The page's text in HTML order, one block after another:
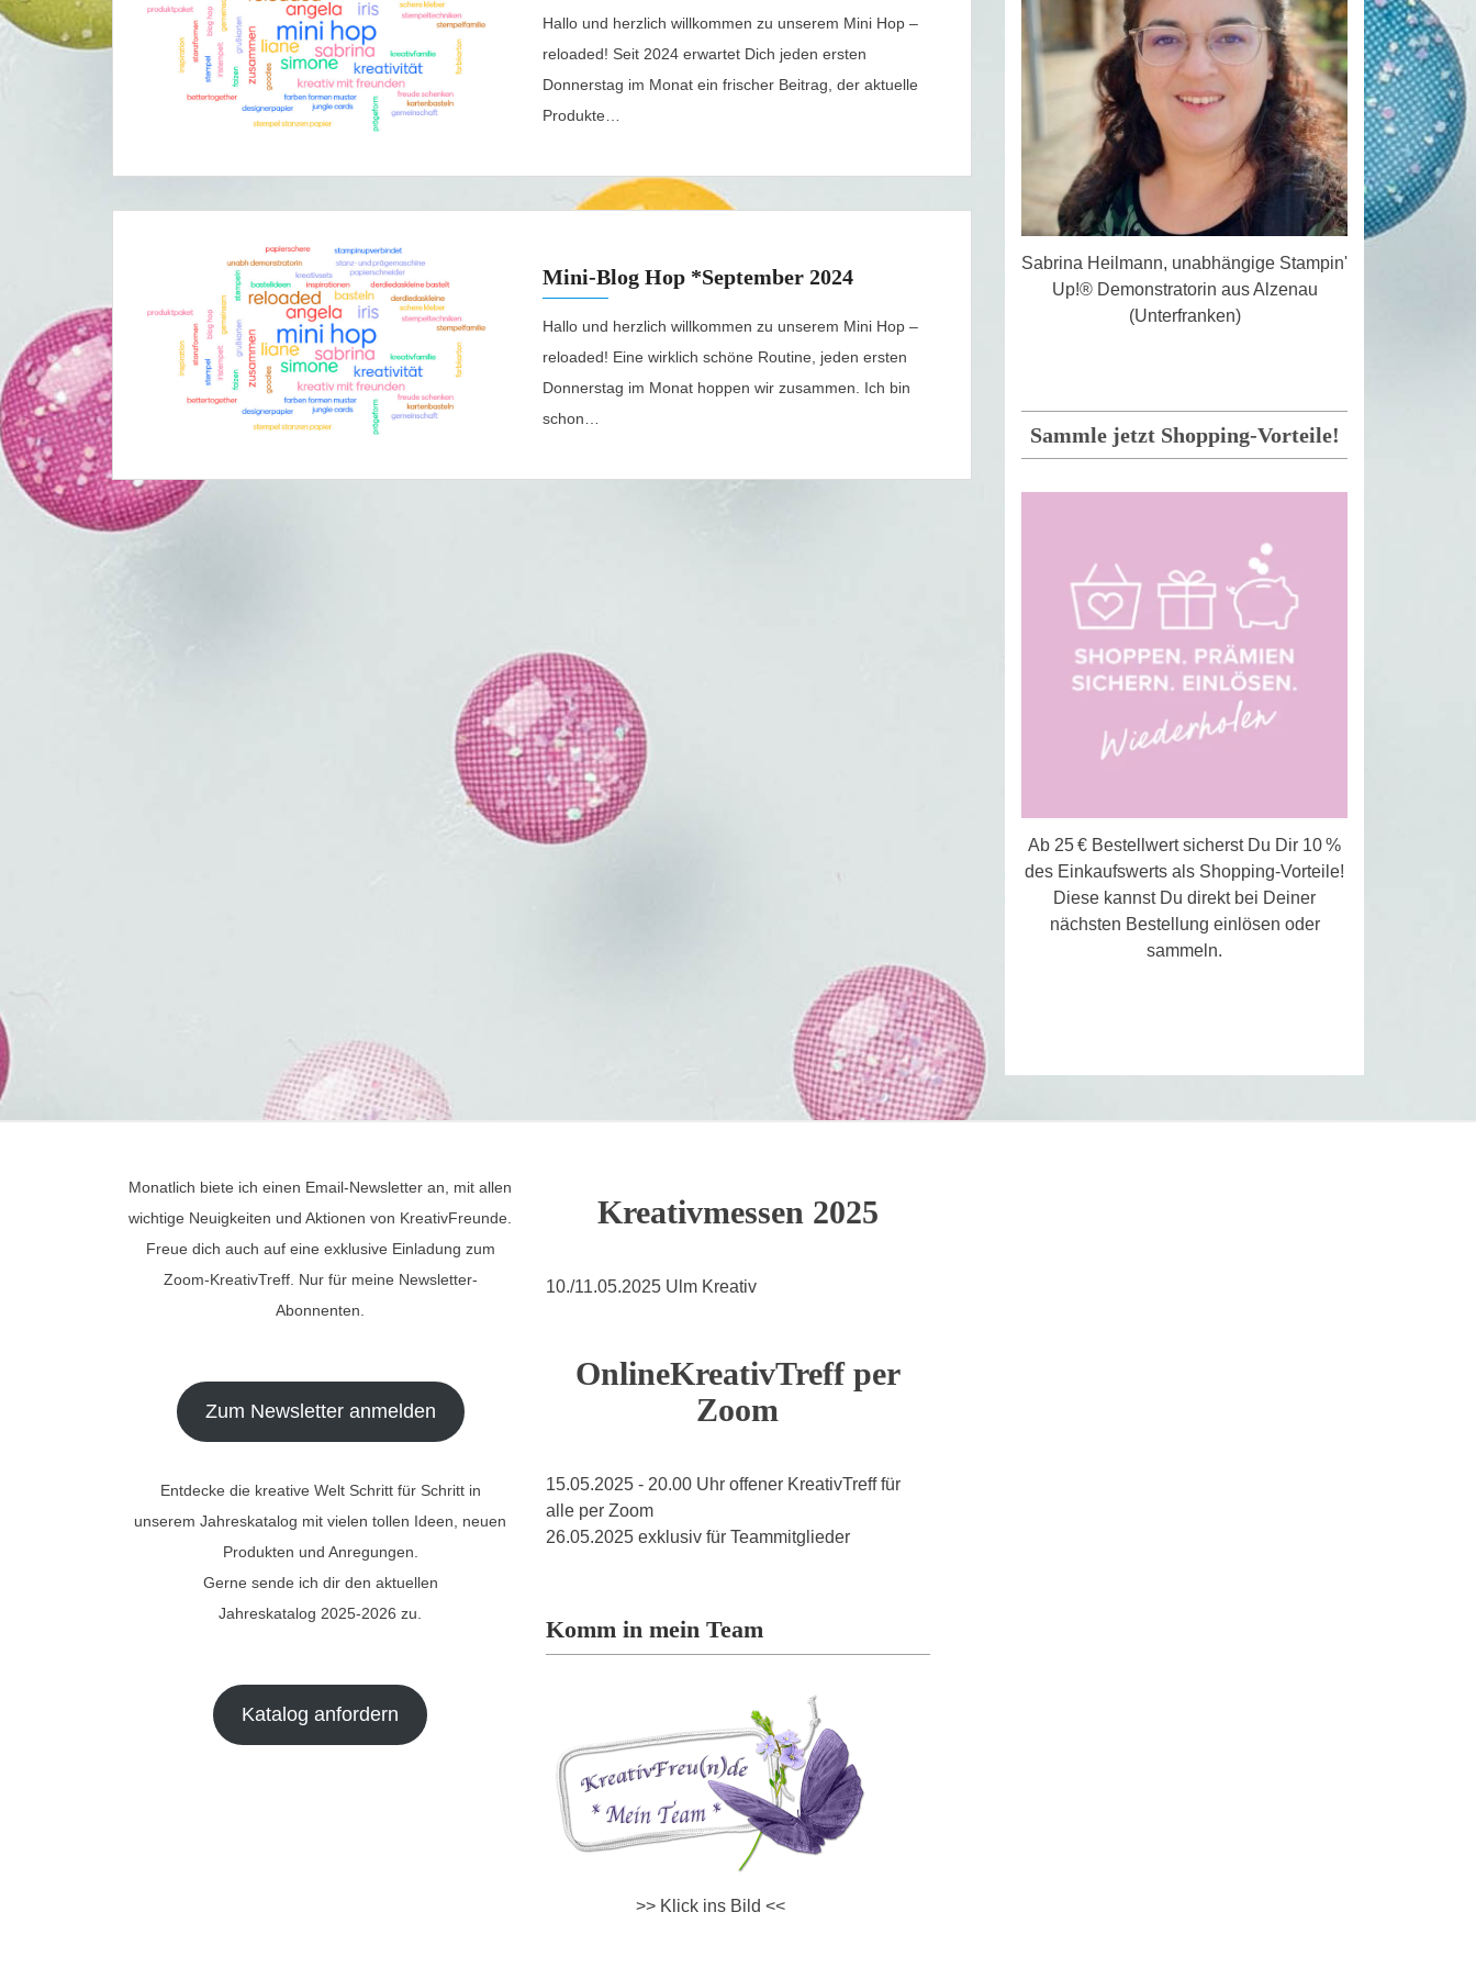
Hallo und herzlich willkommen zu unserem Mini Hop –
reloaded! Seit 2024 erwartet Dich jeden ersten
Donnerstag im Monat ein frischer Beitrag, der aktuelle
Produkte…
Mini-Blog Hop *September 2024
Hallo und herzlich willkommen zu unserem Mini Hop –
reloaded! Eine wirklich schöne Routine, jeden ersten
Donnerstag im Monat hoppen wir zusammen. Ich bin
schon…
Sabrina Heilmann, unabhängige Stampin'
Up!® Demonstratorin aus Alzenau
(Unterfranken)
Sammle jetzt Shopping-Vorteile!
Ab 25 € Bestellwert sicherst Du Dir 10 %
des Einkaufswerts als Shopping-Vorteile!
Diese kannst Du direkt bei Deiner
nächsten Bestellung einlösen oder
sammeln.
Monatlich biete ich einen Email-Newsletter an, mit allen
wichtige Neuigkeiten und Aktionen von KreativFreunde.
Freue dich auch auf eine exklusive Einladung zum
Zoom-KreativTreff. Nur für meine Newsletter-
Abonnenten.
Zum Newsletter anmelden
Entdecke die kreative Welt Schritt für Schritt in
unserem Jahreskatalog mit vielen tollen Ideen, neuen
Produkten und Anregungen.
Gerne sende ich dir den aktuellen
Jahreskatalog 2025-2026 zu.
Katalog anfordern
Kreativmessen 2025
10./11.05.2025 Ulm Kreativ
OnlineKreativTreff per
Zoom
15.05.2025 - 20.00 Uhr offener KreativTreff für
alle per Zoom
26.05.2025 exklusiv für Teammitglieder
Komm in mein Team
>> Klick ins Bild <<